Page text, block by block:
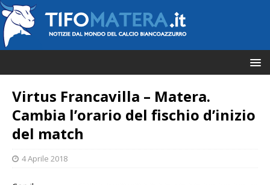
Virtus Francavilla – Matera.
Cambia l’orario del fischio d’inizio
del match
4 Aprile 2018